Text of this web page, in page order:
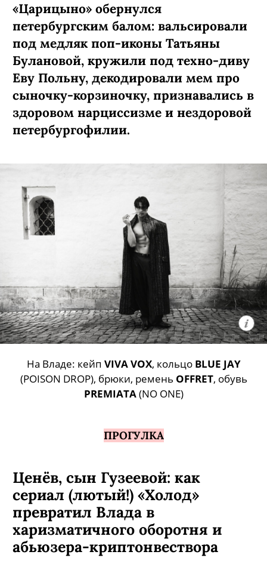
«Царицыно» обернулся
петербургским балом: вальсировали
под медляк поп-иконы Татьяны
Булановой, кружили под техно-диву
Еву Польну, декодировали мем про
сыночку-­корзиночку, признавались в
здоровом нарциссизме и нездоровой
петербургофилии.
На Владе: кейп VIVA VOX, кольцо BLUE JAY
(POISON DROP), брюки, ремень OFFRET, обувь
PREMIATA(NO ONE)
ПРОГУЛКА
Ценёв, сын Гузеевой: как
сериал (лютый!) «Холод»
превратил Влада в
харизматичного оборотня и
абьюзера-криптонвествора